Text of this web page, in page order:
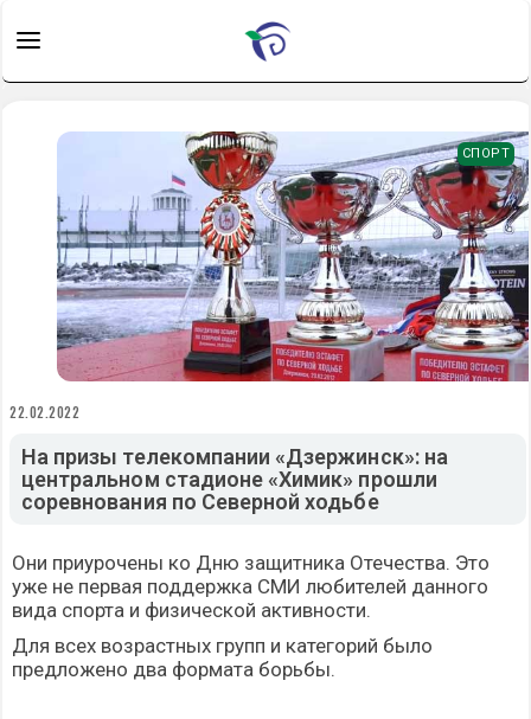
СПОРТ
22.02.2022
На призы телекомпании «Дзержинск»: на
центральном стадионе «Химик» прошли
соревнования по Северной ходьбе
Они приурочены ко Дню защитника Отечества. Это
уже не первая поддержка СМИ любителей данного
вида спорта и физической активности.
Для всех возрастных групп и категорий было
предложено два формата борьбы.